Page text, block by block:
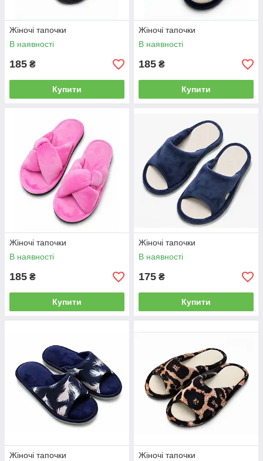
Жіночі тапочки
В наявності
185 ₴
Купити
Жіночі тапочки
В наявності
185 ₴
Купити
Жіночі тапочки
В наявності
185 ₴
Купити
Жіночі тапочки
В наявності
175 ₴
Купити
Жіночі тапочки
Жіночі тапочки